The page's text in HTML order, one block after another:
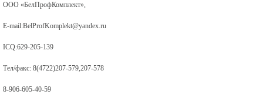
ООО «БелПрофКомплект»,
E-mail:BelProfKomplekt@yandex.ru
ICQ:629-205-139
Тел/факс: 8(4722)207-579,207-578
8-906-605-40-59